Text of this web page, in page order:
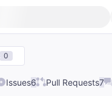
0
Issues6 Pull Requests7